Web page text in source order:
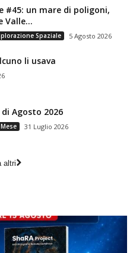
#45: un mare di poligoni,
Valle...
Spaziale 5 Agosto 2026
li usava
Agosto 2026
31 Luglio 2026
altri